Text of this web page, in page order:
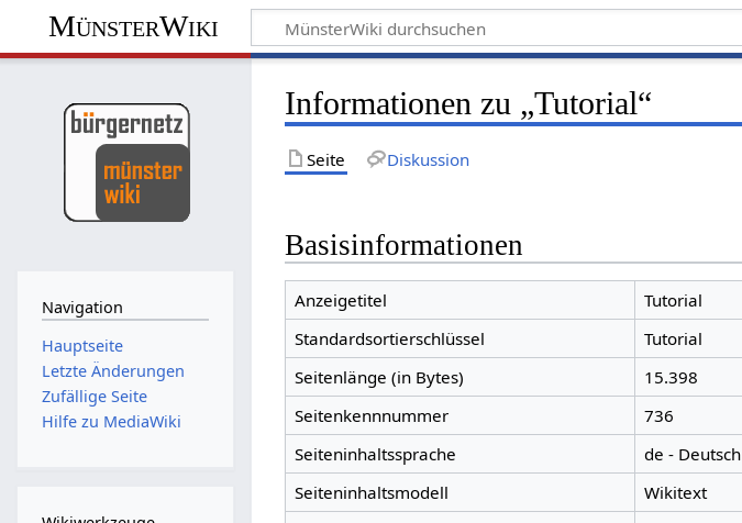
MünsterWiki
Informationen zu „Tutorial“
Seite Diskussion
Basisinformationen
Anzeigetitel
Tutorial
Standardsortierschlüssel
Tutorial
Seitenlänge (in Bytes)
15.398
Seitenkennnummer
736
Seiteninhaltssprache
de - Deutsch
Seiteninhaltsmodell
Wikitext
Navigation
Hauptseite
Letzte Änderungen
Zufällige Seite
Hilfe zu MediaWiki